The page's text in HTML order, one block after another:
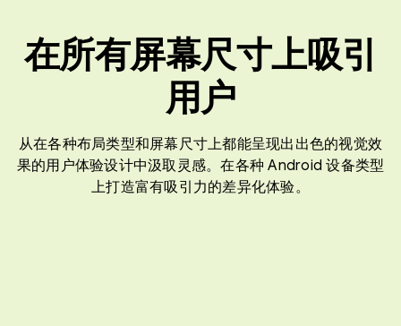
在所有屏幕尺寸上吸引
用户
从在各种布局类型和屏幕尺寸上都能呈现出出色的视觉效
果的用户体验设计中汲取灵感。在各种 Android 设备类型
上打造富有吸引力的差异化体验。